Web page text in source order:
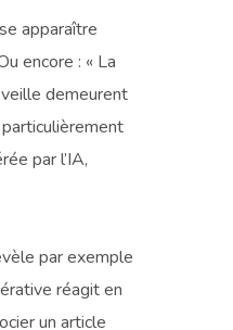
apparaître
encore : « La
demeurent
par l’IA,
par exemple
réagit en
un article